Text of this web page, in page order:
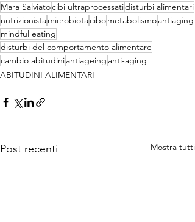
Mara Salviatocibi ultraprocessatidisturbi alimentari
nutrizionistamicrobiotacibometabolismoantiaging
mindful eating
disturbi del comportamento alimentare
cambio abitudiniantiageing anti-aging
ABITUDINI ALIMENTARI
Post recenti Mostra tutti